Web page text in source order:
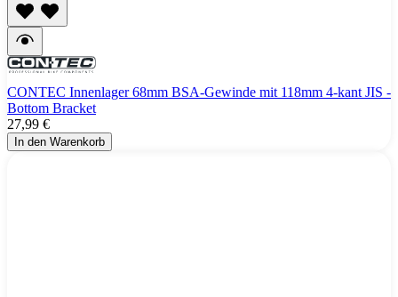
CONTEC Innenlager 68mm BSA-Gewinde mit 118mm 4-kant JIS -
Bottom Bracket
27,99 €
In den Warenkorb